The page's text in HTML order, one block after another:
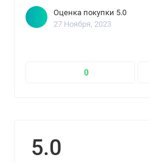
Оценка покупки 5.0
27 Ноября, 2023
0
5.0